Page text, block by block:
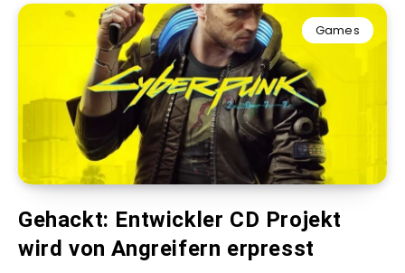
Games
Gehackt: Entwickler CD Projekt
wird von Angreifern erpresst